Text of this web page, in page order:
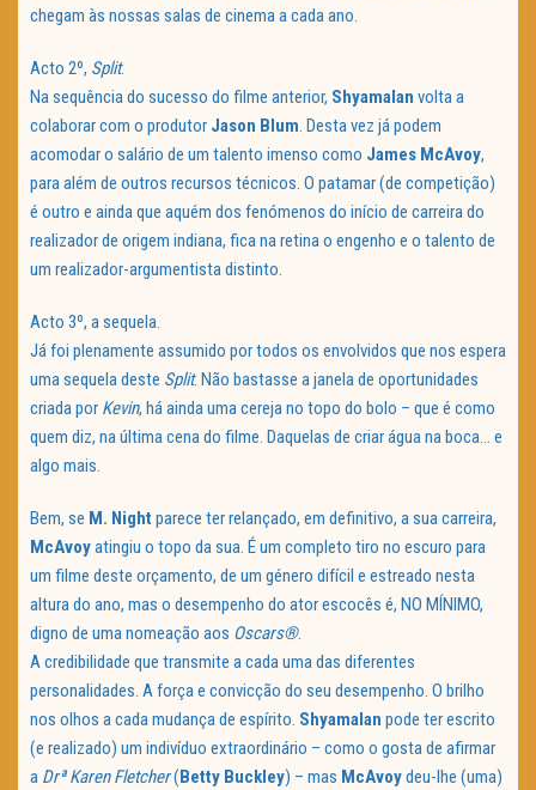
chegam às nossas salas de cinema a cada ano.
Acto 2º, Split.
Na sequência do sucesso do filme anterior, Shyamalan volta a
colaborar com o produtor Jason Blum. Desta vez já podem
acomodar o salário de um talento imenso como James McAvoy,
para além de outros recursos técnicos. O patamar (de competição)
é outro e ainda que aquém dos fenómenos do início de carreira do
realizador de origem indiana, fica na retina o engenho e o talento de
um realizador-argumentista distinto.
Acto 3º, a sequela.
Já foi plenamente assumido por todos os envolvidos que nos espera
uma sequela deste Split. Não bastasse a janela de oportunidades
criada por Kevin, há ainda uma cereja no topo do bolo – que é como
quem diz, na última cena do filme. Daquelas de criar água na boca… e
algo mais.
Bem, se M. Nightparece ter relançado, em definitivo, a sua carreira,
McAvoyatingiu o topo da sua. É um completo tiro no escuro para
um filme deste orçamento, de um género difícil e estreado nesta
altura do ano, mas o desempenho do ator escocês é, NO MÍNIMO,
digno de uma nomeação aos Oscars®.
A credibilidade que transmite a cada uma das diferentes
personalidades. A força e convicção do seu desempenho. O brilho
nos olhos a cada mudança de espírito. Shyamalan pode ter escrito
(e realizado) um indivíduo extraordinário – como o gosta de afirmar
a Drª Karen Fletcher(Betty Buckley) – mas McAvoydeu-lhe (uma)